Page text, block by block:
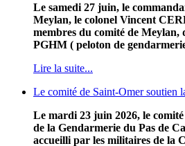
Le samedi 27 juin, le
Meylan, le colonel Vincent
membres du comité de Meylan,
PGHM ( peloton de
Lire la suite...
Le comité de Saint-Omer soutien
Le mardi 23 juin 2026, le
de la Gendarmerie du Pas de
accueilli par les militaires de la